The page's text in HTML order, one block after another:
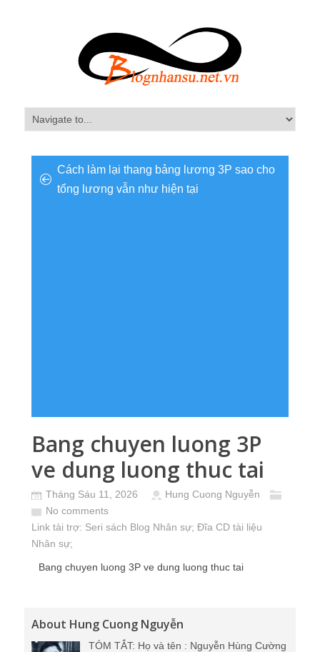
Cách làm lại thang bảng lương 3P sao cho
tổng lương vẫn như hiện tại
Bang chuyen luong 3P
ve dung luong thuc tai
Tháng Sáu 11, 2026
Hung Cuong Nguyễn
No comments
Link tài trợ: Seri sách Blog Nhân sự; Đĩa CD tài liệu
Nhân sự;
Bang chuyen luong 3P ve dung luong thuc tai
About Hung Cuong Nguyễn
TÓM TẮT: Họ và tên : Nguyễn Hùng Cường